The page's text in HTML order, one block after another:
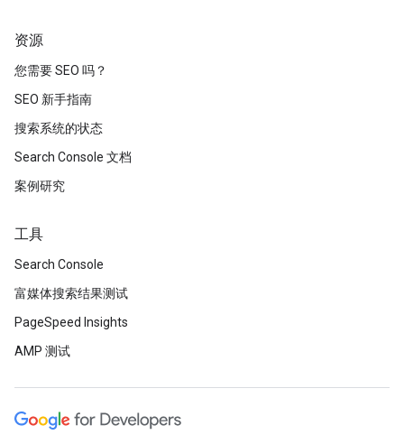
资源
您需要 SEO 吗？
SEO 新手指南
搜索系统的状态
Search Console 文档
案例研究
工具
Search Console
富媒体搜索结果测试
PageSpeed Insights
AMP 测试